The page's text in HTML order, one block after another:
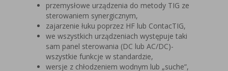
przemysłowe urządzenia do metody TIG ze
sterowaniem synergicznym,
zajarzenie łuku poprzez HF lub ContacTIG,
we wszystkich urządzeniach występuje taki
sam panel sterowania (DC lub AC/DC)-
wszystkie funkcje w standardzie,
wersje z chłodzeniem wodnym lub „suche”,